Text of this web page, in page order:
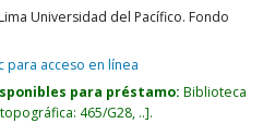
Universidad del Pacífico. Fondo
para acceso en línea
para préstamo: Biblioteca
465/G28, .. .